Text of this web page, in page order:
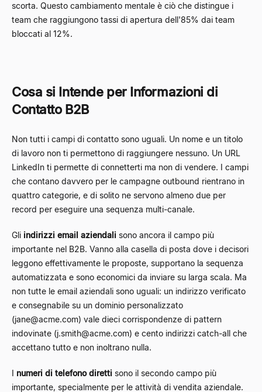
scorta. Questo cambiamento mentale è ciò che distingue i
team che raggiungono tassi di apertura dell'85% dai team
bloccati al 12%.
Cosa si Intende per Informazioni di
Contatto B2B
Non tutti i campi di contatto sono uguali. Un nome e un titolo
di lavoro non ti permettono di raggiungere nessuno. Un URL
LinkedIn ti permette di connetterti ma non di vendere. I campi
che contano davvero per le campagne outbound rientrano in
quattro categorie, e di solito ne servono almeno due per
record per eseguire una sequenza multi-canale.
Gli indirizzi email aziendali sono ancora il campo più
importante nel B2B. Vanno alla casella di posta dove i decisori
leggono effettivamente le proposte, supportano la sequenza
automatizzata e sono economici da inviare su larga scala. Ma
non tutte le email aziendali sono uguali: un indirizzo verificato
e consegnabile su un dominio personalizzato
(jane@acme.com) vale dieci corrispondenze di pattern
indovinate (j.smith@acme.com) e cento indirizzi catch-all che
accettano tutto e non inoltrano nulla.
I numeri di telefono diretti sono il secondo campo più
importante, specialmente per le attività di vendita aziendale.